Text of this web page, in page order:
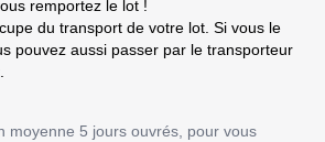
remportez le lot !
du transport de votre lot. Si vous le
pouvez aussi passer par le transporteur
moyenne 5 jours ouvrés, pour vous